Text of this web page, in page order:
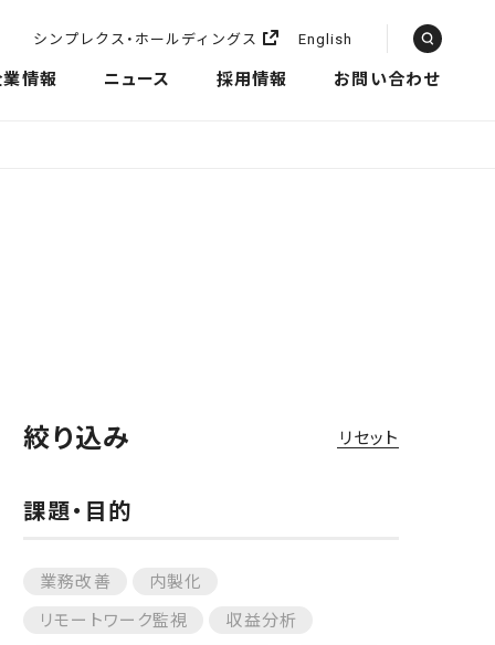
シンプレクス・ホールディングス English
情報 ニュース 採用情報 お問い合わせ
絞り込み
課題・目的
業務改善
内製化
リモートワーク監視
収益分析
リセット